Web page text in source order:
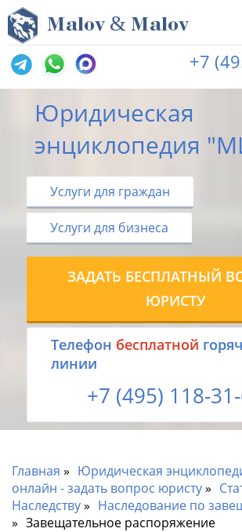
Malov & Malov
+7
Юридическая
энциклопедия
Услуги для граждан
Услуги для бизнеса
ЗАДАТЬ БЕСПЛАТНЫЙ
ЮРИСТУ
Tелефон бесплатной
линии
+7 (495) 118-
Главная
Юридическая
онлайн - задать вопрос юристу
Наследству
Наследование по
Завещательное распоряжение